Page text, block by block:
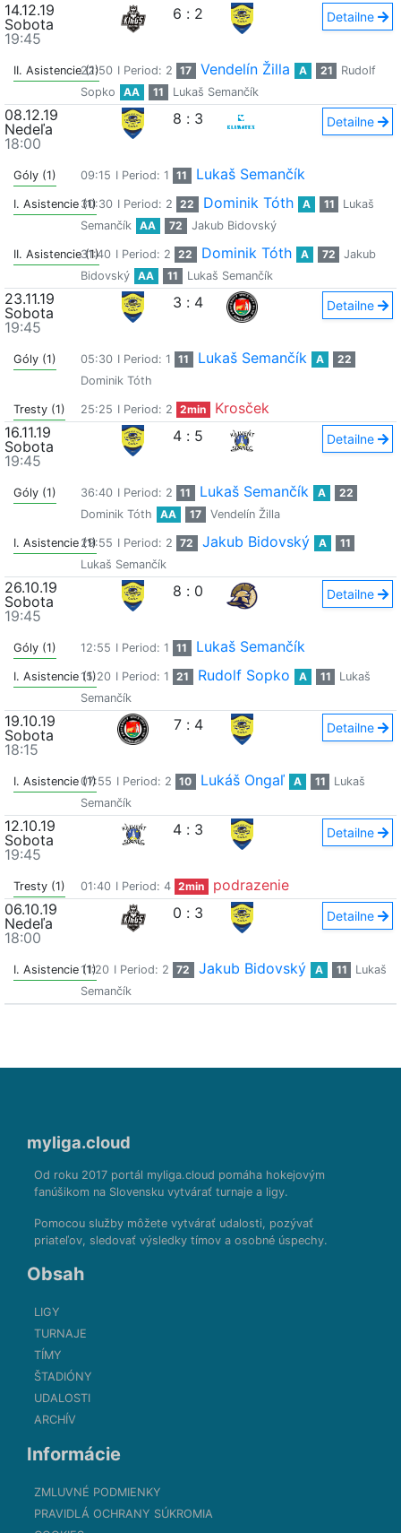
14.12.19
Sobota
19:45
6 : 2 Detailne
II. Asistencie (1)
22:50 I Period: 2 17 Vendelín Žilla A 21
Rudolf
Sopko
AA 11 Lukaš Semančík
08.12.19
Nedeľa
18:00
8 : 3 Detailne
Góly (1) 09:15 I Period: 1 11 Lukaš Semančík
I. Asistencie (1)30:30 I Period: 2 22 Dominik Tóth A 11
Lukaš
Semančík
AA 72 Jakub Bidovský
II. Asistencie (1)
31:40 I Period: 2 22 Dominik Tóth A 72
Jakub
Bidovský
AA 11 Lukaš Semančík
23.11.19
Sobota
19:45
3 : 4 Detailne
Góly (1) 05:30 I Period: 1 11 Lukaš Semančík A
22
Dominik Tóth
Tresty (1) 25:25 I Period: 2 2min
Krosček
16.11.19
Sobota
19:45
4 : 5 Detailne
Góly (1) 36:40 I Period: 2 11 Lukaš Semančík A
22
Dominik Tóth
AA 17 Vendelín Žilla
I. Asistencie (1)29:55 I Period: 2 72 Jakub Bidovský A
11
Lukaš Semančík
26.10.19
Sobota
19:45
8 : 0 Detailne
Góly (1) 12:55 I Period: 1 11 Lukaš Semančík
I. Asistencie (1)15:20 I Period: 1 21 Rudolf Sopko A 11
Lukaš
Semančík
19.10.19
Sobota
18:15
7 : 4 Detailne
I. Asistencie (1)07:55 I Period: 2 10 Lukáš Ongaľ A 11
Lukaš
Semančík
12.10.19
Sobota
19:45
4 : 3 Detailne
Tresty (1) 01:40 I Period: 4 2min
podrazenie
06.10.19
Nedeľa
18:00
0 : 3 Detailne
I. Asistencie (1)
11:20 I Period: 2 72 Jakub Bidovský A 11
Lukaš
Semančík
myliga.cloud
Od roku 2017 portál myliga.cloud pomáha hokejovým
fanúšikom na Slovensku vytvárať turnaje a ligy.
Pomocou služby môžete vytvárať udalosti, pozývať
priateľov, sledovať výsledky tímov a osobné úspechy.
Obsah
LIGY
TURNAJE
TÍMY
ŠTADIÓNY
UDALOSTI
ARCHÍV
Informácie
ZMLUVNÉ PODMIENKY
PRAVIDLÁ OCHRANY SÚKROMIA